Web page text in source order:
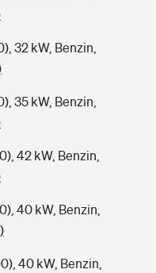
32 kW, Benzin,
35 kW, Benzin,
42 kW, Benzin,
40 kW, Benzin,
40 kW, Benzin,